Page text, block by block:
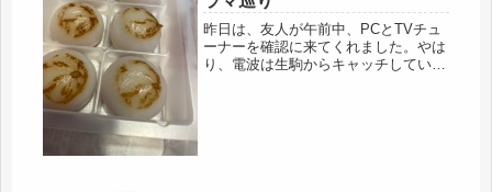
昨日は、友人が午前中、PCとTVチュ
ーナーを確認に来てくれました。やは
り、電波は生駒からキャッチしている